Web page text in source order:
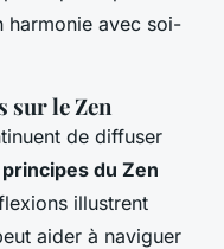
harmonie avec soi-
sur le Zen
de diffuser
principes du Zen
illustrent
aider à naviguer